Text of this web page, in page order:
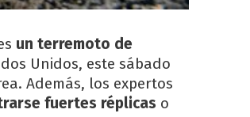
un terremoto de
Unidos, este sábado
Además, los expertos
fuertes réplicas o